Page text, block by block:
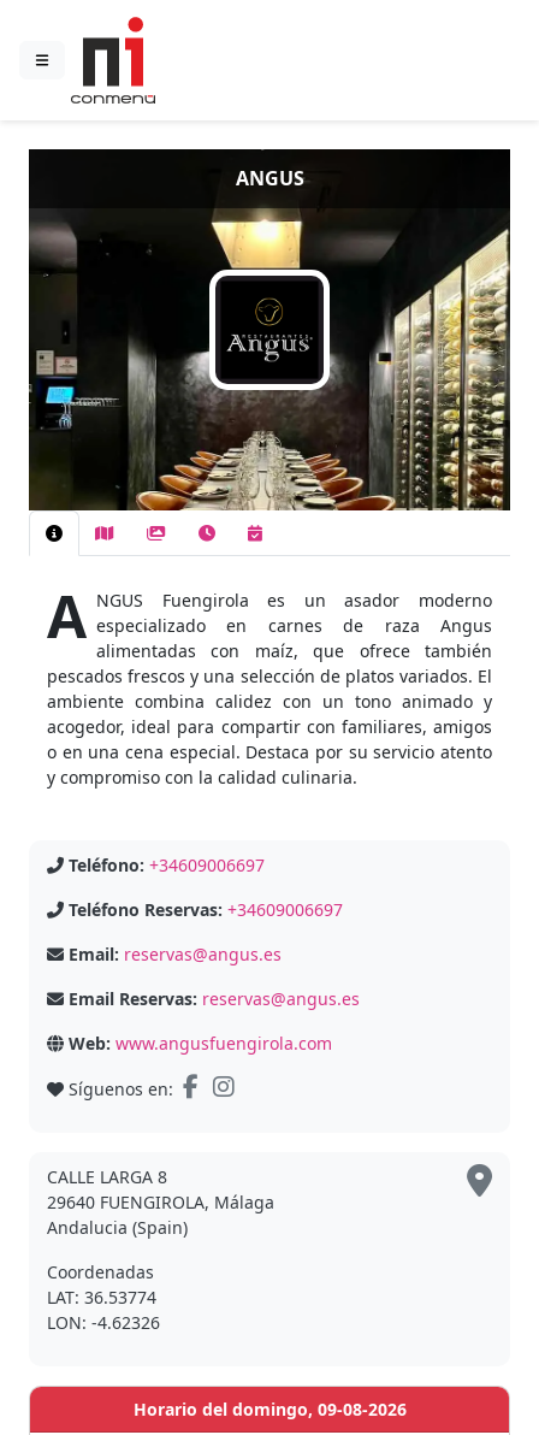
ANGUS
A NGUS Fuengirola es un asador moderno
especializado en carnes de raza Angus
alimentadas con maíz, que ofrece también
pescados frescos y una selección de platos variados. El
ambiente combina calidez con un tono animado y
acogedor, ideal para compartir con familiares, amigos
o en una cena especial. Destaca por su servicio atento
y compromiso con la calidad culinaria.
Teléfono: +34609006697
Teléfono Reservas: +34609006697
Email: reservas@angus.es
Email Reservas: reservas@angus.es
Web: www.angusfuengirola.com
Síguenos en:
CALLE LARGA 8
29640 FUENGIROLA, Málaga
Andalucia (Spain)
Coordenadas
LAT: 36.53774
LON: -4.62326
Horario del domingo, 09-08-2026